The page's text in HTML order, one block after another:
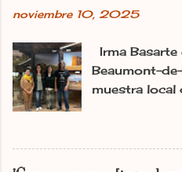
c
m
e
n
t
a
noviembre 10, 2025
Irma
Beaumont-
muestra local
izquierda)
Gaitero